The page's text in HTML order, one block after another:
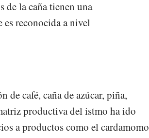
de la caña tienen una
reconocida a nivel
de café, caña de azúcar, piña,
productiva del istmo ha ido
a productos como el cardamomo